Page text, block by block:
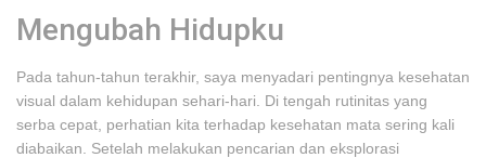
Mengubah Hidupku
Pada tahun-tahun terakhir, saya menyadari pentingnya kesehatan
visual dalam kehidupan sehari-hari. Di tengah rutinitas yang
serba cepat, perhatian kita terhadap kesehatan mata sering kali
diabaikan. Setelah melakukan pencarian dan eksplorasi